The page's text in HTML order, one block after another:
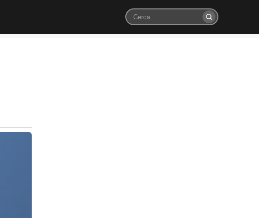
Cerca